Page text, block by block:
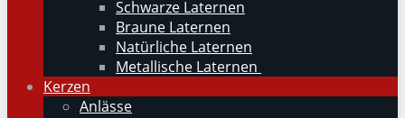
Schwarze Laternen
Braune Laternen
Natürliche Laternen
Metallische Laternen
Kerzen
Anlässe